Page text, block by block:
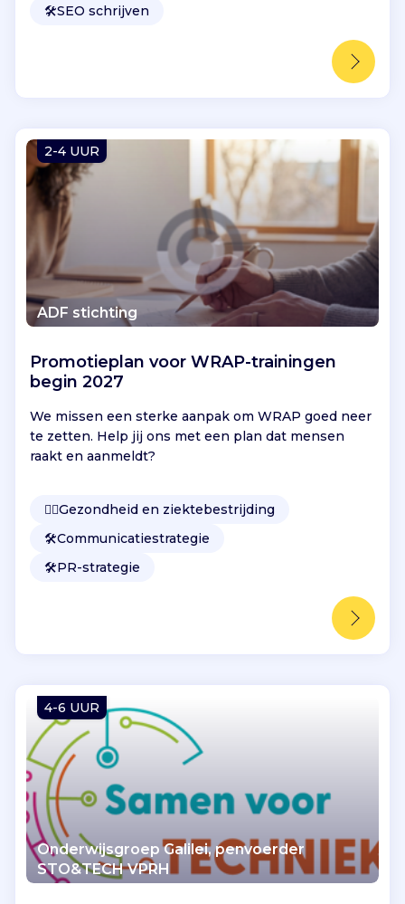
🛠️SEO schrijven
2-4 UUR
ADF stichting
Promotieplan voor WRAP-trainingen
begin 2027
We missen een sterke aanpak om WRAP goed neer
te zetten. Help jij ons met een plan dat mensen
raakt en aanmeldt?
👩‍⚕️Gezondheid en ziektebestrijding
🛠️Communicatiestrategie
🛠️PR-strategie
4-6 UUR
Onderwijsgroep Galilei, penvoerder
STO&TECH VPRH